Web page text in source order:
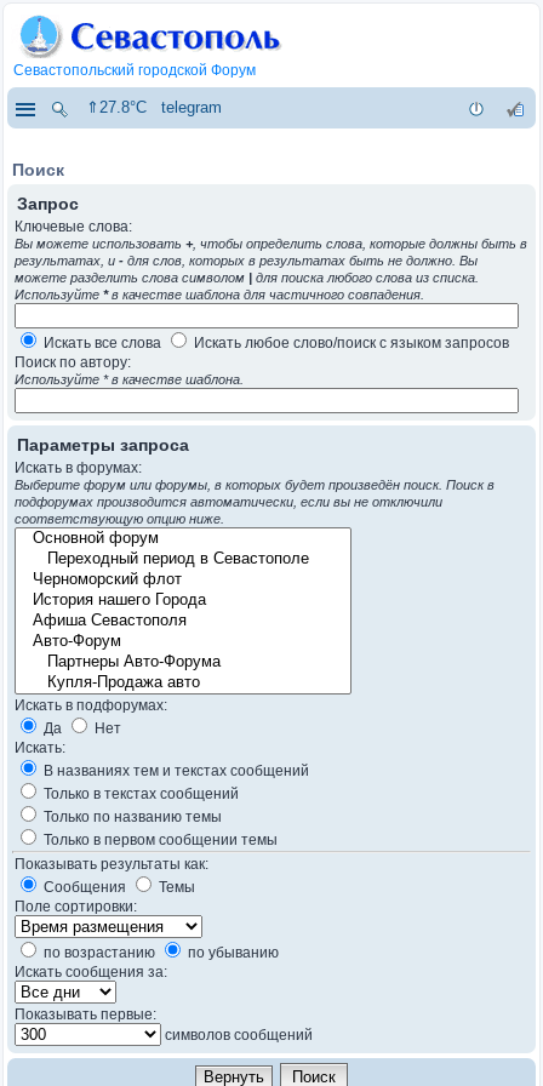
Севастопольский городской Форум
⇑27.8°C telegram
Поиск
Запрос
Ключевые слова:
Вы можете использовать +, чтобы определить слова, которые должны быть в
результатах, и - для слов, которых в результатах быть не должно. Вы
можете разделить слова символом | для поиска любого слова из списка.
Используйте *в качестве шаблона для частичного совпадения.
Искать все слова
Искать любое слово/поиск с языком запросов
Поиск по автору:
Используйте * в качестве шаблона.
Параметры запроса
Искать в форумах:
Выберите форум или форумы, в которых будет произведён поиск. Поиск в
подфорумах производится автоматически, если вы не отключили
соответствующую опцию ниже.
Искать в подфорумах:
Да
Нет
Искать:
В названиях тем и текстах сообщений
Только в текстах сообщений
Только по названию темы
Только в первом сообщении темы
Показывать результаты как:
Сообщения
Темы
Поле сортировки:
по возрастанию
по убыванию
Искать сообщения за:
Показывать первые:
символов сообщений